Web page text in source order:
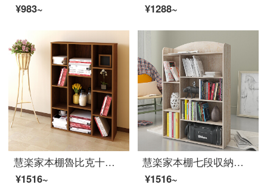
¥983~
¥1288~
慧楽家本棚魯比克十格ロッカー棚棚深紅チェリー木色11107
¥1516~
慧楽家本棚七段収納棚木質新聞収納棚フランス香樟木色11329-3
¥1516~